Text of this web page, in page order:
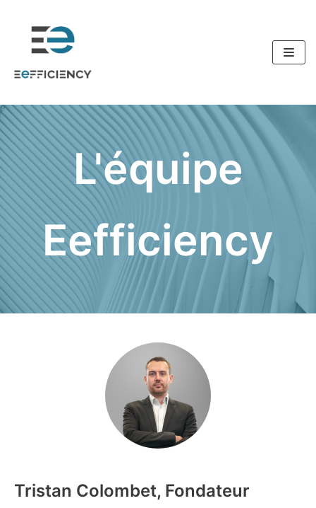
contenu
L'équipe
Eefficiency
Tristan Colombet, Fondateur